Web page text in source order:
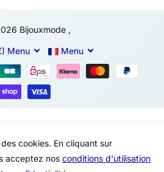
Bijouxmode ,
Menu Menu
cookies. En cliquant sur
acceptez nos conditions d'utilisation